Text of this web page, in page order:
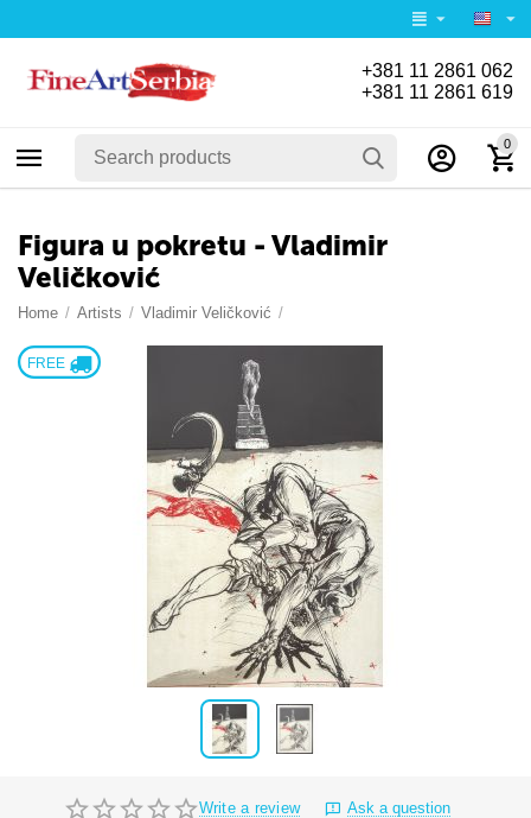
+381 11 2861 062
+381 11 2861 619
0
Figura u pokretu - Vladimir
Veličković
Home / Artists / Vladimir Veličković /
FREE
Write a review
Ask a question